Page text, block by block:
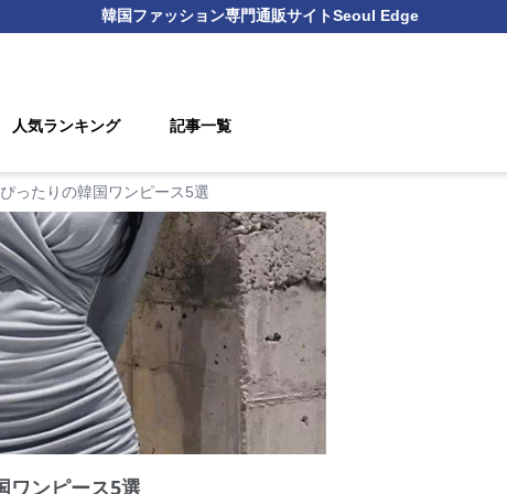
韓国ファッション専門通販サイトSeoul Edge
人気ランキング 記事一覧
ったりの韓国ワンピース5選
ワンピース5選